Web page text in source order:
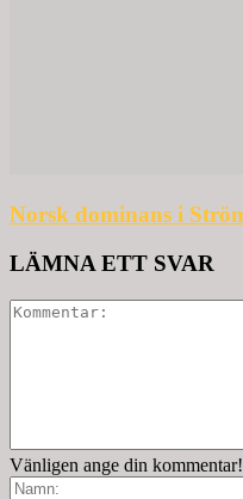
Norsk dominans i
LÄMNA ETT SVAR
Vänligen ange din kommentar!